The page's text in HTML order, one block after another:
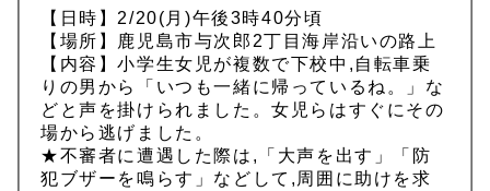
【日時】2/20(月)午後3時40分頃
【場所】鹿児島市与次郎2丁目海岸沿いの路上
【内容】小学生女児が複数で下校中,自転車乗
りの男から「いつも一緒に帰っているね。」な
どと声を掛けられました。女児らはすぐにその
場から逃げました。
★不審者に遭遇した際は,「大声を出す」「防
犯ブザーを鳴らす」などして,周囲に助けを求